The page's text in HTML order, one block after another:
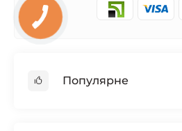
Популярне